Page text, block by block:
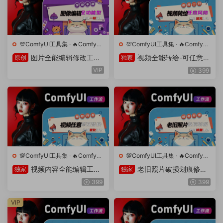
💯ComfyUI工具集 · 🔥ComfyUI
工作流
原创
图片全能编辑修改工作
流—解决一切图片问题(v1.52.
VIP
💯ComfyUI工具集 · 🔥ComfyUI
工作流
独家
视频全能转绘-可任意风
399
💯ComfyUI工具集 · 🔥ComfyUI
工作流
独家
视频内容全能编辑工作
399
💯ComfyUI工具集 · 🔥ComfyUI
工作流
独家
老旧照片破损划痕修复
399
VIP